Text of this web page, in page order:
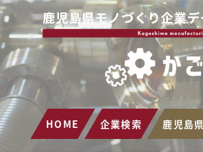
HOME 企業検索 鹿児島